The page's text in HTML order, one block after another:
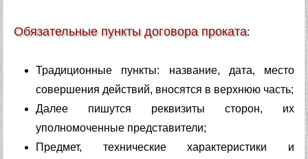
Обязательные пункты договора проката:
Традиционные пункты: название, дата, место
совершения действий, вносятся в верхнюю часть;
Далее пишутся реквизиты сторон, их
уполномоченные представители;
Предмет, технические характеристики и